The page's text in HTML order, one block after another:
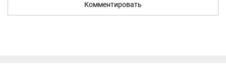
Комментировать